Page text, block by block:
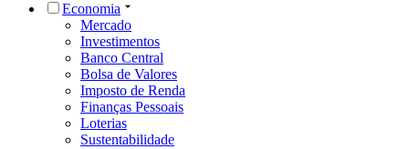
Economia
Mercado
Investimentos
Banco Central
Bolsa de Valores
Imposto de Renda
Finanças Pessoais
Loterias
Sustentabilidade